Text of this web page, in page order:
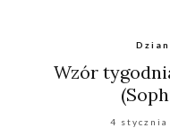
Wzór
4 stycznia